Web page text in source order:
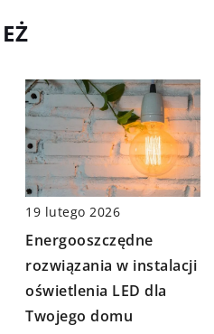
19 lutego 2026
Energooszczędne
rozwiązania w instalacji
oświetlenia LED dla
Twojego domu